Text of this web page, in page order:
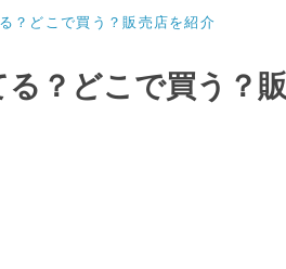
？どこで買う？販売店を紹介
？どこで買う？販